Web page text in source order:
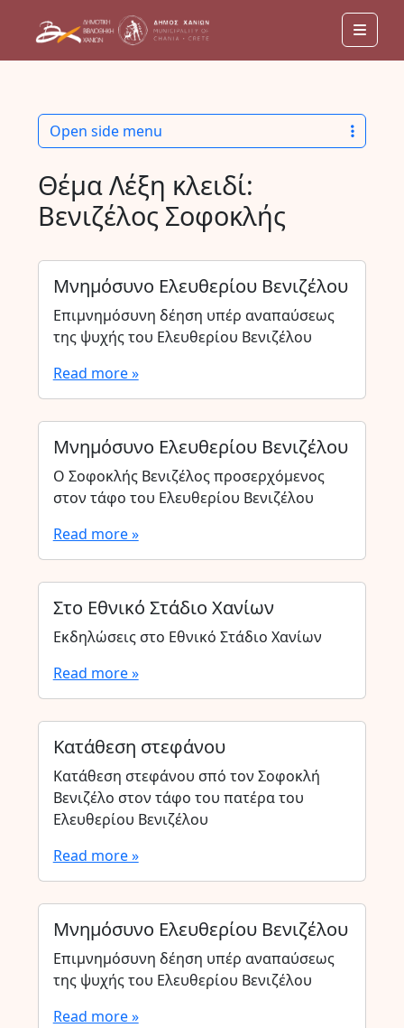
Θέμα Λέξη κλειδί:
Βενιζέλος Σοφοκλής
Μνημόσυνο Ελευθερίου Βενιζέλου
Επιμνημόσυνη δέηση υπέρ αναπαύσεως
της ψυχής του Ελευθερίου Βενιζέλου
Read more »
Μνημόσυνο Ελευθερίου Βενιζέλου
Ο Σοφοκλής Βενιζέλος προσερχόμενος
στον τάφο του Ελευθερίου Βενιζέλου
Read more »
Στο Εθνικό Στάδιο Χανίων
Εκδηλώσεις στο Εθνικό Στάδιο Χανίων
Read more »
Κατάθεση στεφάνου
Κατάθεση στεφάνου σπό τον Σοφοκλή
Βενιζέλο στον τάφο του πατέρα του
Ελευθερίου Βενιζέλου
Read more »
Μνημόσυνο Ελευθερίου Βενιζέλου
Επιμνημόσυνη δέηση υπέρ αναπαύσεως
της ψυχής του Ελευθερίου Βενιζέλου
Read more »
Open side menu